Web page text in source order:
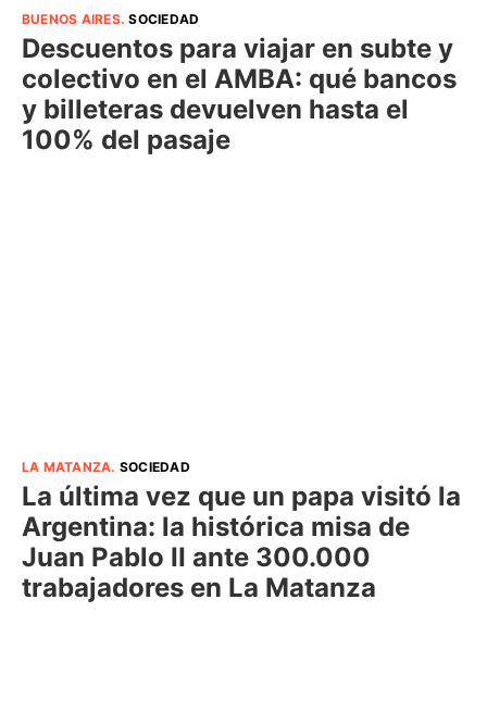
BUENOS AIRES.SOCIEDAD
Descuentos para viajar en subte y
colectivo en el AMBA: qué bancos
y billeteras devuelven hasta el
100% del pasaje
LA MATANZA. SOCIEDAD
La última vez que un papa visitó la
Argentina: la histórica misa de
Juan Pablo II ante 300.000
trabajadores en La Matanza